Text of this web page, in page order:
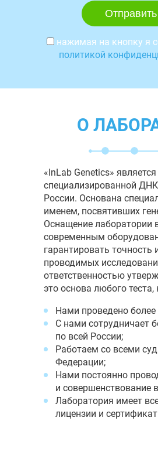
нажимая на кнопку я
политикой
О
«InLab Genetics»
специализированной
России. Основана
именем, посвятивших
Оснащение лаборатории
современным
гарантировать точность
проводимых
ответственностью
это основа любого
Нами проведено
С нами сотрудничает
по всей России;
Работаем со всеми
Федерации;
Нами постоянно
и совершенствование
Лаборатория имеет
лицензии и